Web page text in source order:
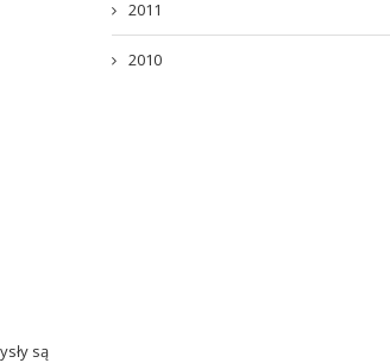
są
2011
2010